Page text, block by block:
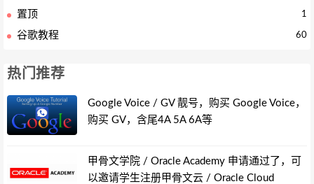
置顶 1
谷歌教程 60
热门推荐
Google Voice / GV 靓号，购买 Google Voice，
购买 GV，含尾4A 5A 6A等
甲骨文学院 / Oracle Academy 申请通过了，可
以邀请学生注册甲骨文云 / Oracle Cloud